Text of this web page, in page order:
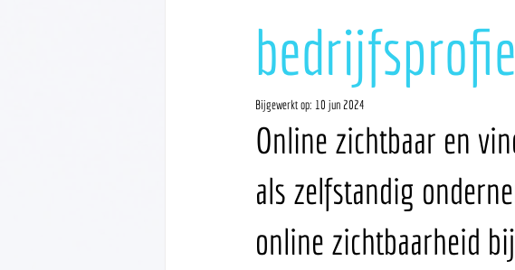
Bijgewerkt op: 10 jun 2024
Online zichtbaar en
als zelfstandig
online zichtbaarheid